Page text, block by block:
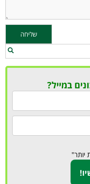
במייל?
יותר"